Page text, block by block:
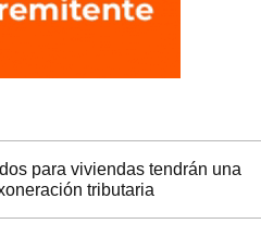
para viviendas tendrán una
tributaria